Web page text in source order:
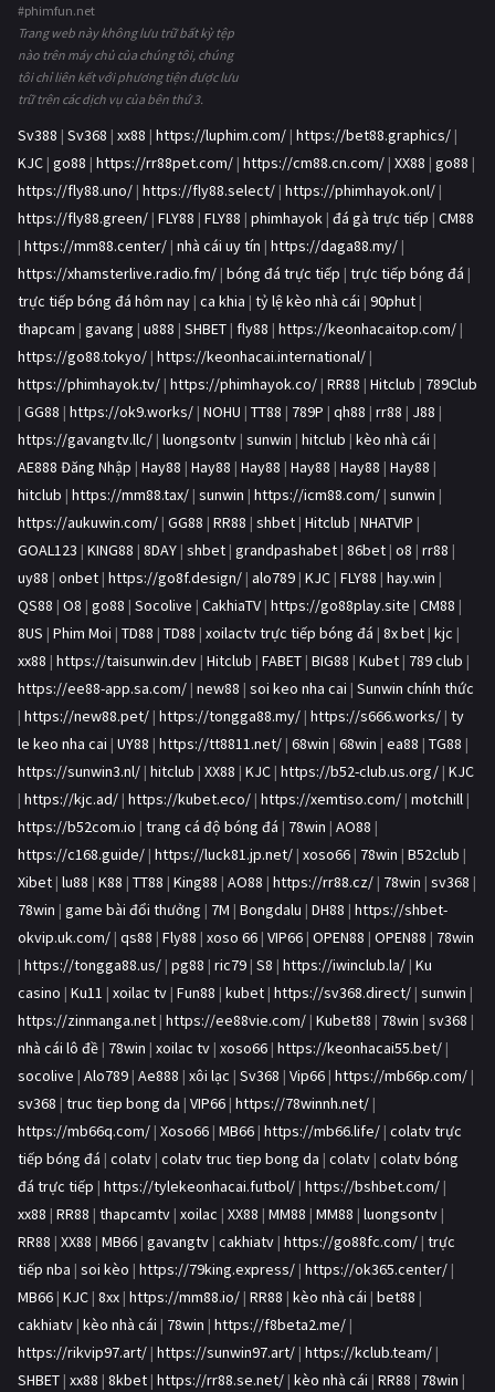
#phimfun.net
Trang web này không lưu trữ bất kỳ tệp
nào trên máy chủ của chúng tôi, chúng
tôi chỉ liên kết với phương tiện được lưu
trữ trên các dịch vụ của bên thứ 3.
Sv388 | Sv368 | xx88 | https://luphim.com/ | https://bet88.graphics/ |
KJC | go88 | https://rr88pet.com/ | https://cm88.cn.com/ | XX88 | go88 |
https://fly88.uno/ | https://fly88.select/ | https://phimhayok.onl/ |
https://fly88.green/ | FLY88 | FLY88 | phimhayok | đá gà trực tiếp | CM88
| https://mm88.center/ | nhà cái uy tín | https://daga88.my/ |
https://xhamsterlive.radio.fm/ | bóng đá trực tiếp | trực tiếp bóng đá |
trực tiếp bóng đá hôm nay | ca khia | tỷ lệ kèo nhà cái | 90phut |
thapcam | gavang | u888 | SHBET | fly88 | https://keonhacaitop.com/ |
https://go88.tokyo/ | https://keonhacai.international/ |
https://phimhayok.tv/ | https://phimhayok.co/ | RR88 | Hitclub | 789Club
| GG88 | https://ok9.works/ | NOHU | TT88 | 789P | qh88 | rr88 | J88 |
https://gavangtv.llc/ | luongsontv | sunwin | hitclub | kèo nhà cái |
AE888 Đăng Nhập | Hay88 | Hay88 | Hay88 | Hay88 | Hay88 | Hay88 |
hitclub | https://mm88.tax/ | sunwin | https://icm88.com/ | sunwin |
https://aukuwin.com/ | GG88 | RR88 | shbet | Hitclub | NHATVIP |
GOAL123 | KING88 | 8DAY | shbet | grandpashabet | 86bet | o8 | rr88 |
uy88 | onbet | https://go8f.design/ | alo789 | KJC | FLY88 | hay.win |
QS88 | O8 | go88 | Socolive | CakhiaTV | https://go88play.site | CM88 |
8US | Phim Moi | TD88 | TD88 | xoilactv trực tiếp bóng đá | 8x bet | kjc |
xx88 | https://taisunwin.dev | Hitclub | FABET | BIG88 | Kubet | 789 club |
https://ee88-app.sa.com/ | new88 | soi keo nha cai | Sunwin chính thức
| https://new88.pet/ | https://tongga88.my/ | https://s666.works/ | ty
le keo nha cai | UY88 | https://tt8811.net/ | 68win | 68win | ea88 | TG88 |
https://sunwin3.nl/ | hitclub | XX88 | KJC | https://b52-club.us.org/ | KJC
| https://kjc.ad/ | https://kubet.eco/ | https://xemtiso.com/ | motchill |
https://b52com.io | trang cá độ bóng đá | 78win | AO88 |
https://c168.guide/ | https://luck81.jp.net/ | xoso66 | 78win | B52club |
Xibet | lu88 | K88 | TT88 | King88 | AO88 | https://rr88.cz/ | 78win | sv368 |
78win | game bài đổi thưởng | 7M | Bongdalu | DH88 | https://shbet-
okvip.uk.com/ | qs88 | Fly88 | xoso 66 | VIP66 | OPEN88 | OPEN88 | 78win
| https://tongga88.us/ | pg88 | ric79 | S8 | https://iwinclub.la/ | Ku
casino | Ku11 | xoilac tv | Fun88 | kubet | https://sv368.direct/ | sunwin |
https://zinmanga.net | https://ee88vie.com/ | Kubet88 | 78win | sv368 |
nhà cái lô đề | 78win | xoilac tv | xoso66 | https://keonhacai55.bet/ |
socolive | Alo789 | Ae888 | xôi lạc | Sv368 | Vip66 | https://mb66p.com/ |
sv368 | truc tiep bong da | VIP66 | https://78winnh.net/ |
https://mb66q.com/ | Xoso66 | MB66 | https://mb66.life/ | colatv trực
tiếp bóng đá | colatv | colatv truc tiep bong da | colatv | colatv bóng
đá trực tiếp | https://tylekeonhacai.futbol/ | https://bshbet.com/ |
xx88 | RR88 | thapcamtv | xoilac | XX88 | MM88 | MM88 | luongsontv |
RR88 | XX88 | MB66 | gavangtv | cakhiatv | https://go88fc.com/ | trực
tiếp nba | soi kèo | https://79king.express/ | https://ok365.center/ |
MB66 | KJC | 8xx | https://mm88.io/ | RR88 | kèo nhà cái | bet88 |
cakhiatv | kèo nhà cái | 78win | https://f8beta2.me/ |
https://rikvip97.art/ | https://sunwin97.art/ | https://kclub.team/ |
SHBET | xx88 | 8kbet | https://rr88.se.net/ | kèo nhà cái | RR88 | 78win |